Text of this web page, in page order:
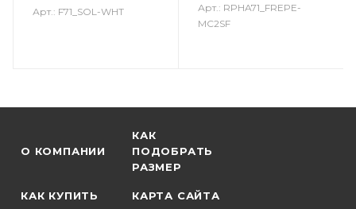
Арт.: F71_SOL-WHT
Арт.: RPHA71_FREPE-
MC2SF
О КОМПАНИИ
КАК
ПОДОБРАТЬ
РАЗМЕР
КАК КУПИТЬ КАРТА САЙТА